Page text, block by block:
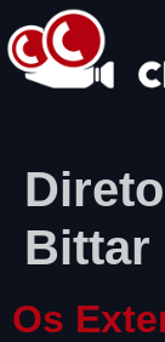
Bittar
Os